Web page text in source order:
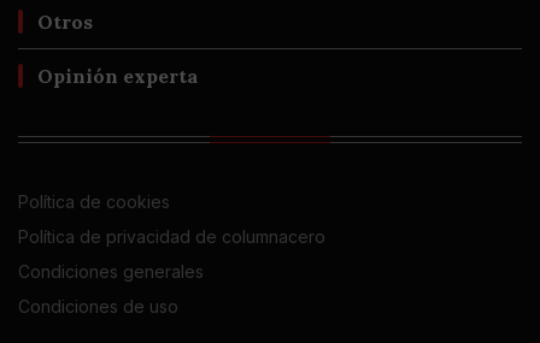
Otros
Opinión experta
Política de cookies
Política de privacidad de columnacero
Condiciones generales
Condiciones de uso